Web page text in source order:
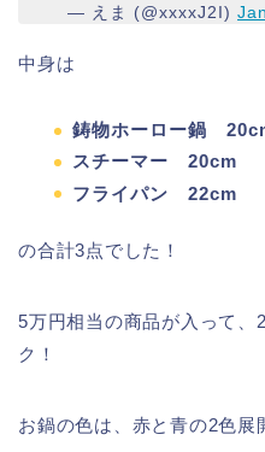
— えま (@xxxxJ2I)
中身は
鋳物ホーロー鍋
スチーマー 20cm
フライパン 22cm
の合計3点でした！
5万円相当の商品が入って、
ク！
お鍋の色は、赤と青の2色展